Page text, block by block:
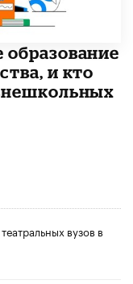
и кто
вузов в